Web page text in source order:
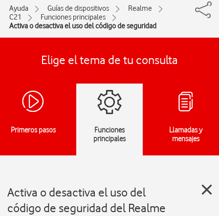
Ayuda Guías de dispositivos
Realme
C21
Funciones principales
Activa o desactiva el uso del código de seguridad
Elige el tema de tu consulta
Primeros pasos
Funciones
principales
Llamadas y
mensajes
Activa o desactiva el uso del
código de seguridad del Realme